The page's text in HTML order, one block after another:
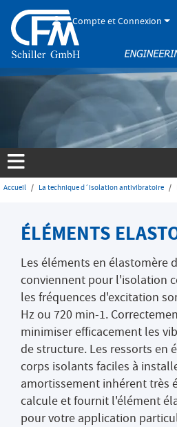
Compte et Connexion
Accueil La technique d´isolation antivibratoire
ÉLÉMENTS
Les éléments en élastomère
conviennent pour l'isolation
les fréquences d'excitation
Hz ou 720 min-1.
minimiser efficacement les
de structure. Les ressorts en
corps isolants faciles à
amortissement inhérent très
calcule et fournit l'élément
pour votre application